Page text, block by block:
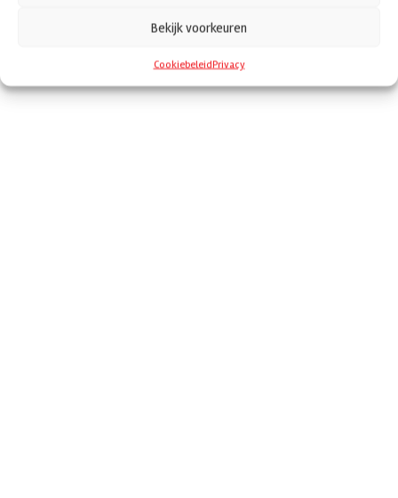
Bekijk voorkeuren
CookiebeleidPrivacy